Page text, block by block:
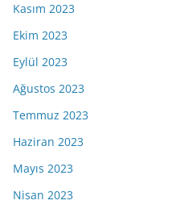
Kasım 2023
Ekim 2023
Eylül 2023
Ağustos 2023
Temmuz 2023
Haziran 2023
Mayıs 2023
Nisan 2023